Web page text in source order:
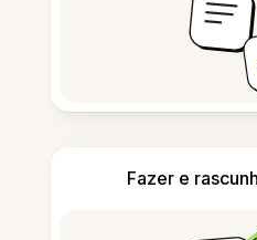
Fazer e